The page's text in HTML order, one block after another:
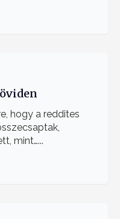
hogy a reddites
mint…...